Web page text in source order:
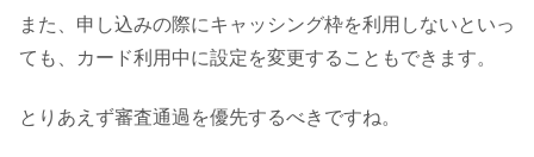
また、申し込みの際にキャッシング枠を利用しないといっ
ても、カード利用中に設定を変更することもできます。
とりあえず審査通過を優先するべきですね。